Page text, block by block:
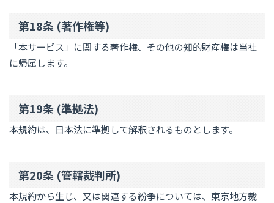
第18条 (著作権等)
「本サービス」に関する著作権、その他の知的財産権は当社
に帰属します。
第19条 (準拠法)
本規約は、日本法に準拠して解釈されるものとします。
第20条 (管轄裁判所)
本規約から生じ、又は関連する紛争については、東京地方裁